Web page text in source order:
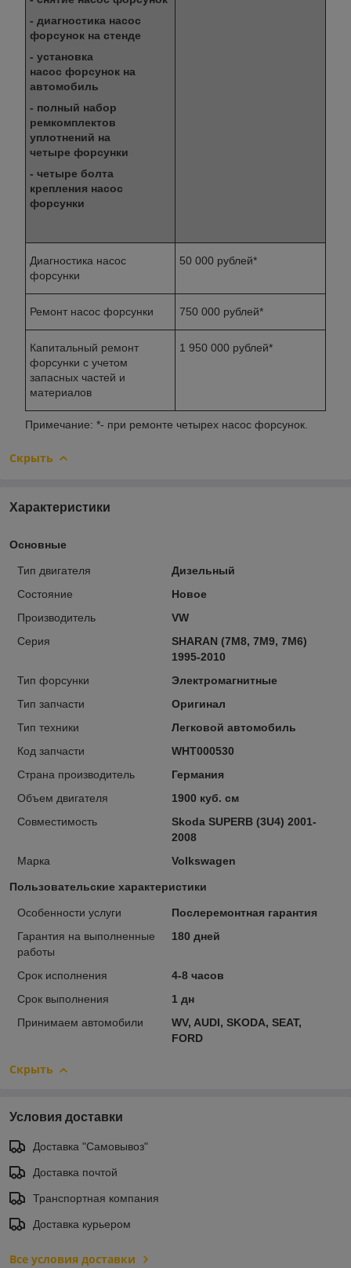
- диагностика насос
форсунок на стенде
- установка
насос форсунок на
автомобиль
- полный набор
ремкомплектов
уплотнений на
четыре форсунки
- четыре болта
крепления насос
форсунки
Диагностика насос
форсунки
50 000 рублей*
Ремонт насос форсунки 750 000 рублей*
Капитальный ремонт
форсунки с учетом
запасных частей и
материалов
1 950 000 рублей*
Примечание: *- при ремонте четырех насос форсунок.
Скрыть
Характеристики
Основные
Тип двигателя
Дизельный
Состояние
Новое
Производитель
VW
Серия
SHARAN (7M8, 7M9, 7M6)
1995-2010
Тип форсунки
Электромагнитные
Тип запчасти
Оригинал
Тип техники
Легковой автомобиль
Код запчасти
WHT000530
Страна производитель
Германия
Объем двигателя
1900 куб. см
Совместимость
Skoda SUPERB (3U4) 2001-
2008
Марка
Volkswagen
Пользовательские характеристики
Особенности услуги
Послеремонтная гарантия
Гарантия на выполненные
работы
180 дней
Срок исполнения
4-8 часов
Срок выполнения
1 дн
Принимаем автомобили
WV, AUDI, SKODA, SEAT,
FORD
Скрыть
Условия доставки
Доставка "Самовывоз"
Доставка почтой
Транспортная компания
Доставка курьером
Все условия доставки